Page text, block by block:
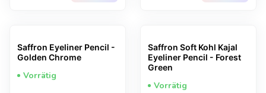
Saffron Eyeliner Pencil -
Golden Chrome
Vorrätig
Saffron Soft Kohl Kajal
Eyeliner Pencil - Forest
Green
Vorrätig